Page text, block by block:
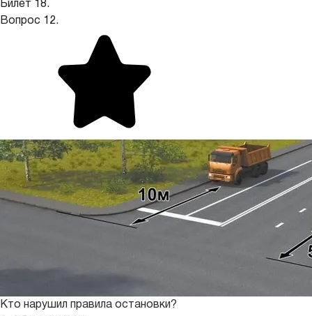
Билет 18.
Вопрос 12.
Кто нарушил правила остановки?